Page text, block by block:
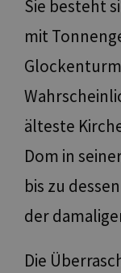
Sie besteht
mit
älteste
Dom in
bis zu
der
Die